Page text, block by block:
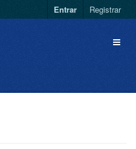
Entrar Registrar